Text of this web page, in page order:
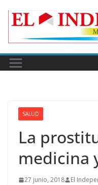
SALUD
La
medicina
27 junio, 2018 El